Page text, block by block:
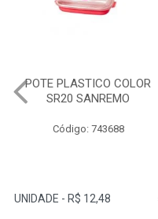
POTE PLASTICO
TRANSPARENTE SR125
Código: 743676